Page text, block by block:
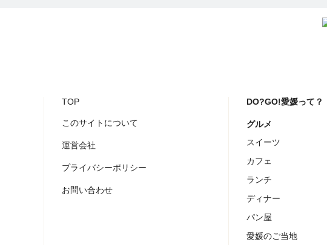
TOP
このサイトについて
運営会社
プライバシーポリシー
お問い合わせ
DO?GO!愛媛って？
グルメ
スイーツ
カフェ
ランチ
ディナー
パン屋
愛媛のご当地